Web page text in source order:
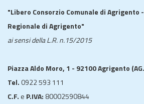
"Libero Consorzio Comunale di Agrigento
Regionale di Agrigento"
ai sensi della L.R. n.15/2015
Piazza Aldo Moro, 1 - 92100 Agrigento
Tel. 0922 593 111
C.F. e P.IVA: 80002590844